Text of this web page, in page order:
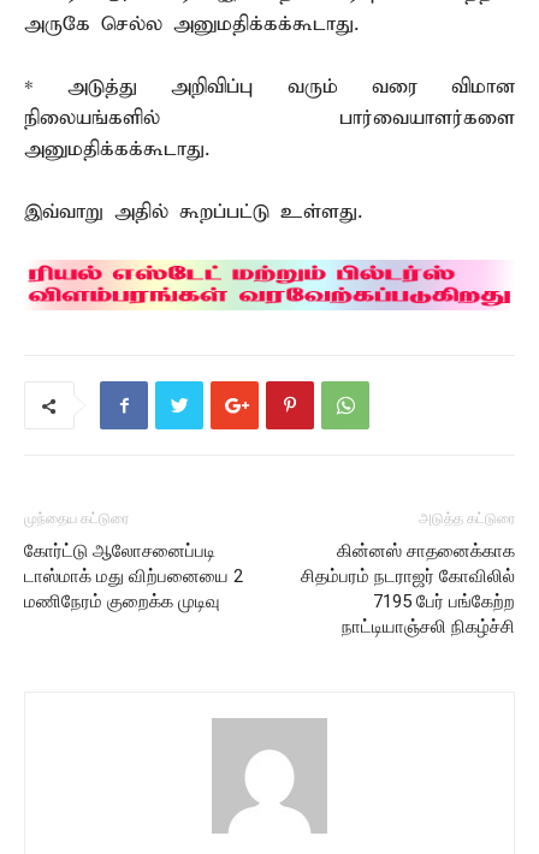
அருகே செல்ல அனுமதிக்கக்கூடாது.
* அடுத்து அறிவிப்பு வரும் வரை விமான
நிலையங்களில் பார்வையாளர்களை
அனுமதிக்கக்கூடாது.
இவ்வாறு அதில் கூறப்பட்டு உள்ளது.
முந்தைய கட்டுரை
கோர்ட்டு ஆலோசனைப்படி
டாஸ்மாக் மது விற்பனையை 2
மணிநேரம் குறைக்க முடிவு
அடுத்த கட்டுரை
கின்னஸ் சாதனைக்காக
சிதம்பரம் நடராஜர் கோவிலில்
7195 பேர் பங்கேற்ற
நாட்டியாஞ்சலி நிகழ்ச்சி